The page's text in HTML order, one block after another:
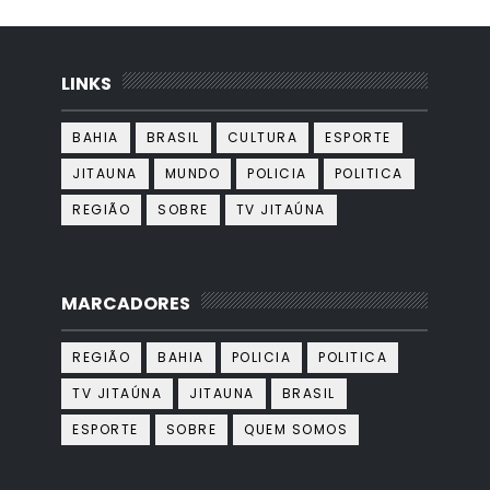
LINKS
BAHIA BRASIL CULTURA
ESPORTE
JITAUNA
MUNDO POLICIA
POLITICA
REGIÃO
SOBRE TV JITAÚNA
MARCADORES
REGIÃO BAHIA POLICIA
POLITICA
TV JITAÚNA
JITAUNA
BRASIL
ESPORTE
SOBRE QUEM SOMOS